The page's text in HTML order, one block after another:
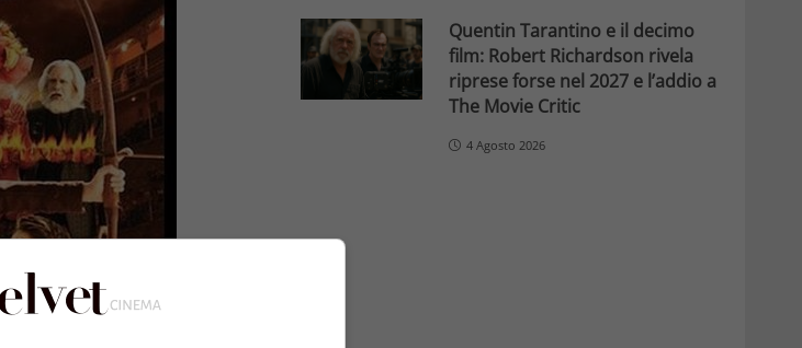
Quentin Tarantino e il decimo
film: Robert Richardson rivela
riprese forse nel 2027 e l’addio a
The Movie Critic
4 Agosto 2026